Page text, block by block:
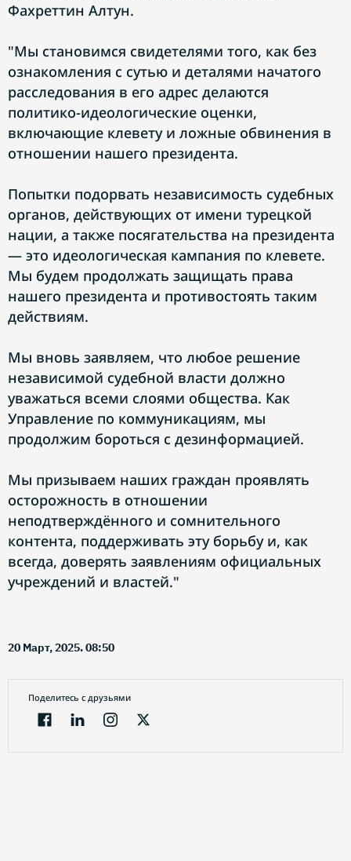
Фахреттин Алтун.
"Мы становимся свидетелями того, как без
ознакомления с сутью и деталями начатого
расследования в его адрес делаются
политико-идеологические оценки,
включающие клевету и ложные обвинения в
отношении нашего президента.
Попытки подорвать независимость судебных
органов, действующих от имени турецкой
нации, а также посягательства на президента
— это идеологическая кампания по клевете.
Мы будем продолжать защищать права
нашего президента и противостоять таким
действиям.
Мы вновь заявляем, что любое решение
независимой судебной власти должно
уважаться всеми слоями общества. Как
Управление по коммуникациям, мы
продолжим бороться с дезинформацией.
Мы призываем наших граждан проявлять
осторожность в отношении
неподтверждённого и сомнительного
контента, поддерживать эту борьбу и, как
всегда, доверять заявлениям официальных
учреждений и властей."
20 Март, 2025. 08:50
Поделитесь с друзьями